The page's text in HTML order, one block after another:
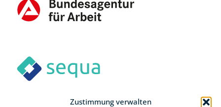
Zustimmung verwalten